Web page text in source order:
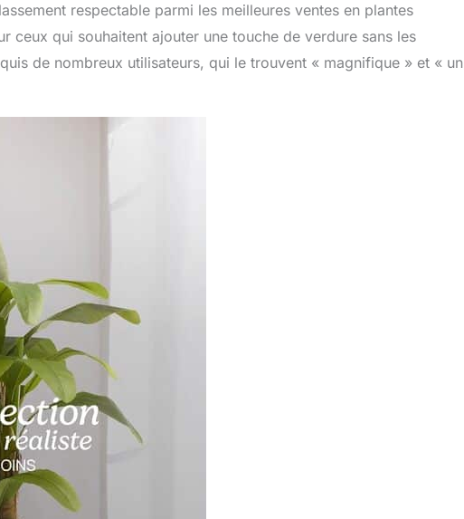
respectable parmi les meilleures ventes en plantes
ceux qui souhaitent ajouter une touche de verdure sans les
de nombreux utilisateurs, qui le trouvent « magnifique » et « un